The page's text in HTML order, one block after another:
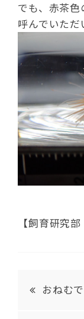
でも、赤茶
呼んでいただ
【飼育研究
おねむで